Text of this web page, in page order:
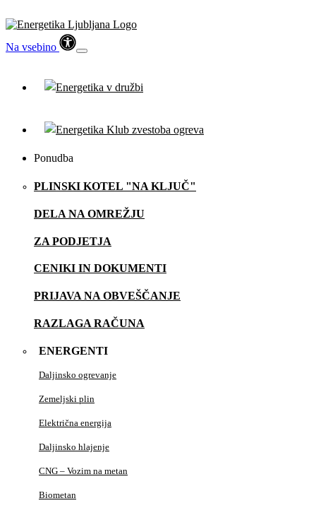
Na vsebino
Ponudba
PLINSKI KOTEL "NA KLJUČ"
DELA NA OMREŽJU
ZA PODJETJA
CENIKI IN DOKUMENTI
PRIJAVA NA OBVEŠČANJE
RAZLAGA RAČUNA
ENERGENTI
Daljinsko ogrevanje
Zemeljski plin
Električna energija
Daljinsko hlajenje
CNG – Vozim na metan
Biometan